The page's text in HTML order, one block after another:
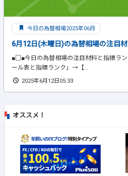
今日の為替相場2025年06月
6月12日(木曜日)の為替相場の注目
■□■今日の為替相場の注目材料と指標ラ
ール表と指標ランク」→【...
2025年6月12日05:33
オススメ！